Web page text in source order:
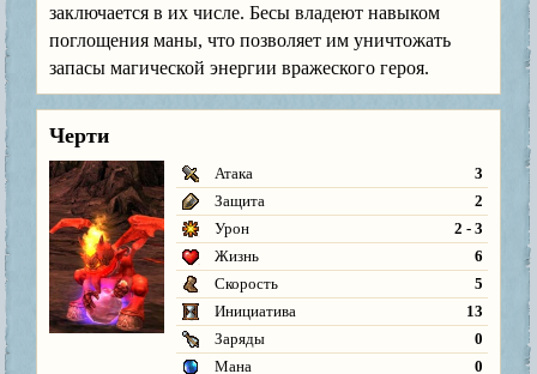
заключается в их числе. Бесы владеют навыком
поглощения маны, что позволяет им уничтожать
запасы магической энергии вражеского героя.
Черти
Атака
3
Защита
2
Урон
2 - 3
Жизнь
6
Скорость
5
Инициатива
13
Заряды
0
Мана
0